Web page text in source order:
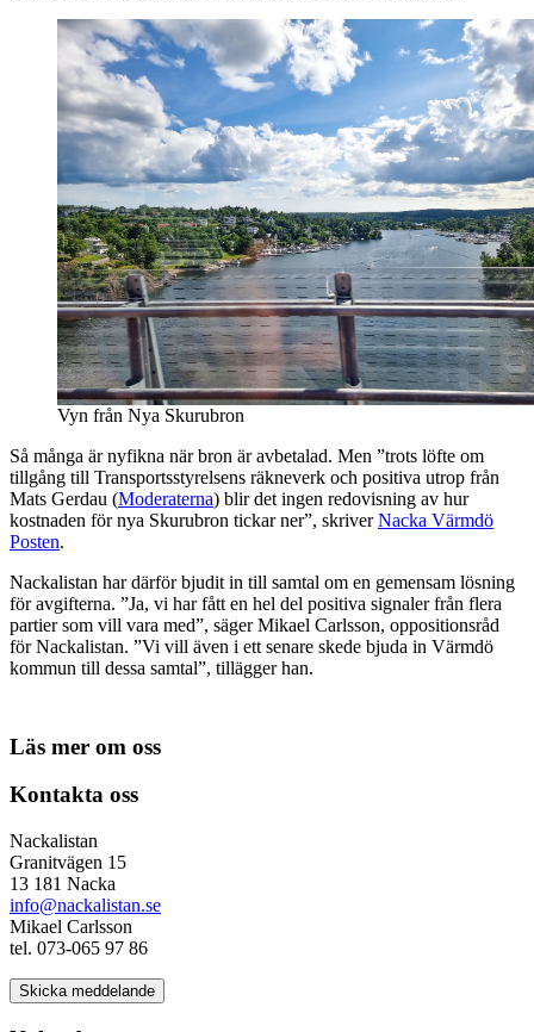
Vyn från Nya Skurubron
Så många är nyfikna när bron är avbetalad. Men ”trots löfte om
tillgång till Transportsstyrelsens räkneverk och positiva utrop från
Mats Gerdau (Moderaterna) blir det ingen redovisning av hur
kostnaden för nya Skurubron tickar ner”, skriverNacka Värmdö
Posten.
Nackalistan har därför bjudit in till samtal om en gemensam lösning
för avgifterna. ”Ja, vi har fått en hel del positiva signaler från flera
partier som vill vara med”, säger Mikael Carlsson, oppositionsråd
för Nackalistan. ”Vi vill även i ett senare skede bjuda in Värmdö
kommun till dessa samtal”, tillägger han.
Läs mer om oss
Kontakta oss
Nackalistan
Granitvägen 15
13 181 Nacka
info@nackalistan.se
Mikael Carlsson
tel. 073-065 97 86
Skicka meddelande